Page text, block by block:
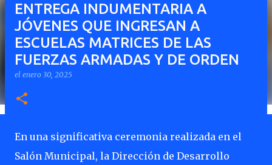
ENTREGA INDUMENTARIA A
JÓVENES QUE INGRESAN A
ESCUELAS MATRICES DE LAS
FUERZAS ARMADAS Y DE ORDEN
el enero 30, 2025
En una significativa ceremonia realizada en el
Salón Municipal, la Dirección de Desarrollo